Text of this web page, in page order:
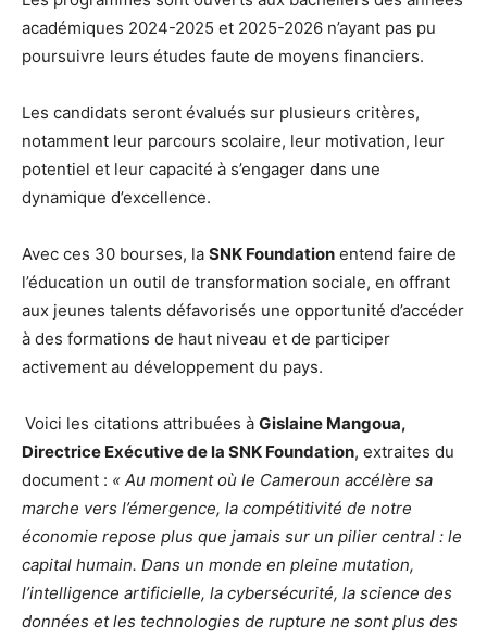
académiques 2024-2025 et 2025-2026 n’ayant pas pu
poursuivre leurs études faute de moyens financiers.
Les candidats seront évalués sur plusieurs critères,
notamment leur parcours scolaire, leur motivation, leur
potentiel et leur capacité à s’engager dans une
dynamique d’excellence.
Avec ces 30 bourses, la SNK Foundation entend faire de
l’éducation un outil de transformation sociale, en offrant
aux jeunes talents défavorisés une opportunité d’accéder
à des formations de haut niveau et de participer
activement au développement du pays.
Voici les citations attribuées à Gislaine Mangoua,
Directrice Exécutive de la SNK Foundation, extraites du
document : « Au moment où le Cameroun accélère sa
marche vers l’émergence, la compétitivité de notre
économie repose plus que jamais sur un pilier central : le
capital humain. Dans un monde en pleine mutation,
l’intelligence artificielle, la cybersécurité, la science des
données et les technologies de rupture ne sont plus des